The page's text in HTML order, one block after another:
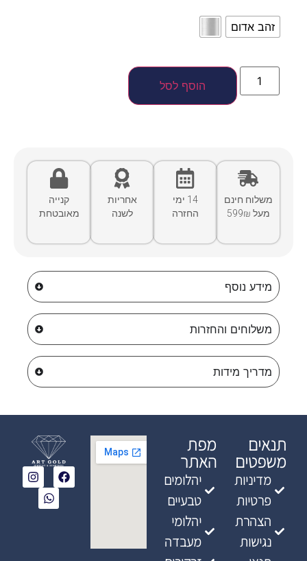
זהב אדום
הוסף לסל
קנייה
מאובטחת
אחריות
לשנה
14 ימי
החזרה
משלוח חינם
מעל 599₪
מידע נוסף
משלוחים והחזרות
מדריך מידות
מפת
האתר
יהלומים
טבעיים
יהלומי
מעבדה
תנאים
משפטים
מדיניות
פרטיות
הצהרת
נגישות